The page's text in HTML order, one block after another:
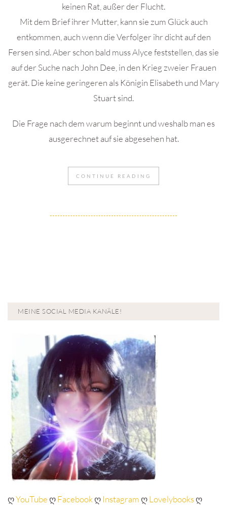
keinen Rat, außer der Flucht.
Mit dem Brief ihrer Mutter, kann sie zum Glück auch
entkommen, auch wenn die Verfolger ihr dicht auf den
Fersen sind. Aber schon bald muss Alyce feststellen, das sie
auf der Suche nach John Dee, in den Krieg zweier Frauen
gerät. Die keine geringeren als Königin Elisabeth und Mary
Stuart sind.
Die Frage nach dem warum beginnt und weshalb man es
ausgerechnet auf sie abgesehen hat.
CONTINUE READING
MEINE SOCIAL MEDIA KANÄLE!
ღYouTubeღFacebookღ InstagramღLovelybooksღ